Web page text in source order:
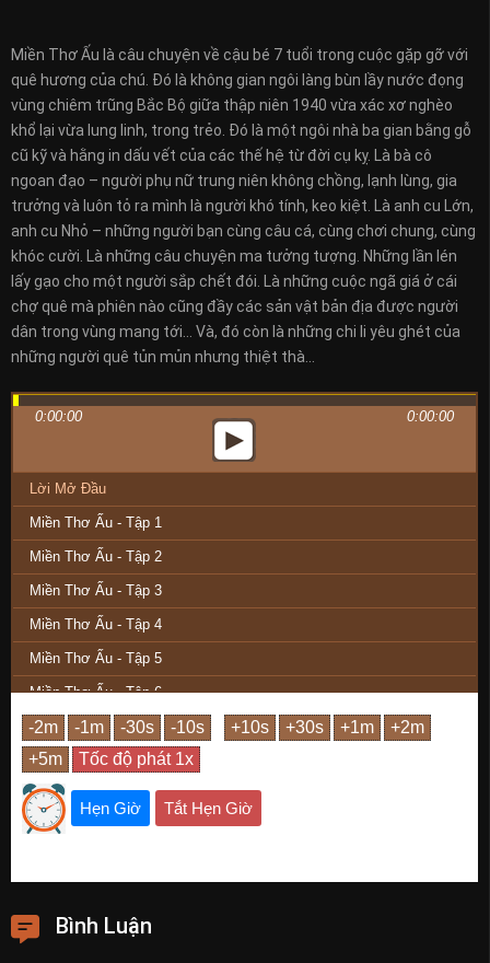
Miền Thơ Ấu là câu chuyện về cậu bé 7 tuổi trong cuộc gặp gỡ với
quê hương của chú. Đó là không gian ngôi làng bùn lầy nước đọng
vùng chiêm trũng Bắc Bộ giữa thập niên 1940 vừa xác xơ nghèo
khổ lại vừa lung linh, trong trẻo. Đó là một ngôi nhà ba gian bằng gỗ
cũ kỹ và hằng in dấu vết của các thế hệ từ đời cụ kỵ. Là bà cô
ngoan đạo – người phụ nữ trung niên không chồng, lạnh lùng, gia
trưởng và luôn tỏ ra mình là người khó tính, keo kiệt. Là anh cu Lớn,
anh cu Nhỏ – những người bạn cùng câu cá, cùng chơi chung, cùng
khóc cười. Là những câu chuyện ma tưởng tượng. Những lần lén
lấy gạo cho một người sắp chết đói. Là những cuộc ngã giá ở cái
chợ quê mà phiên nào cũng đầy các sản vật bản địa được người
dân trong vùng mang tới… Và, đó còn là những chi li yêu ghét của
những người quê tủn mủn nhưng thiệt thà…
0:00:00 0:00:00
Lời Mở Đầu
Miền Thơ Ấu - Tập 1
Miền Thơ Ấu - Tập 2
Miền Thơ Ấu - Tập 3
Miền Thơ Ấu - Tập 4
Miền Thơ Ấu - Tập 5
Miền Thơ Ấu - Tập 6
Miền Thơ Ấu - Tập 7
Miền Thơ Ấu - Tập 8
Miền Thơ Ấu - Tập 9
Miền Thơ Ấu - Tập 10
Miền Thơ Ấu - Tập 13
Hẹn Giờ Tắt Hẹn Giờ
Bình Luận